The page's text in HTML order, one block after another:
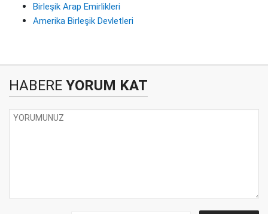
Birleşik Arap Emirlikleri
Amerika Birleşik Devletleri
HABERE YORUM KAT